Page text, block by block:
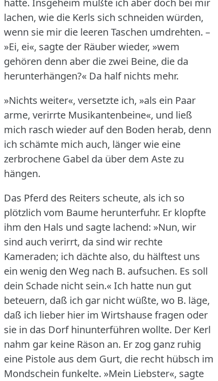
hatte. Insgeheim mußte ich aber doch bei mir
lachen, wie die Kerls sich schneiden würden,
wenn sie mir die leeren Taschen umdrehten. –
»Ei, ei«, sagte der Räuber wieder, »wem
gehören denn aber die zwei Beine, die da
herunterhängen?« Da half nichts mehr.
»Nichts weiter«, versetzte ich, »als ein Paar
arme, verirrte Musikantenbeine«, und ließ
mich rasch wieder auf den Boden herab, denn
ich schämte mich auch, länger wie eine
zerbrochene Gabel da über dem Aste zu
hängen.
Das Pferd des Reiters scheute, als ich so
plötzlich vom Baume herunterfuhr. Er klopfte
ihm den Hals und sagte lachend: »Nun, wir
sind auch verirrt, da sind wir rechte
Kameraden; ich dächte also, du hälftest uns
ein wenig den Weg nach B. aufsuchen. Es soll
dein Schade nicht sein.« Ich hatte nun gut
beteuern, daß ich gar nicht wüßte, wo B. läge,
daß ich lieber hier im Wirtshause fragen oder
sie in das Dorf hinunterführen wollte. Der Kerl
nahm gar keine Räson an. Er zog ganz ruhig
eine Pistole aus dem Gurt, die recht hübsch im
Mondschein funkelte. »Mein Liebster«, sagte